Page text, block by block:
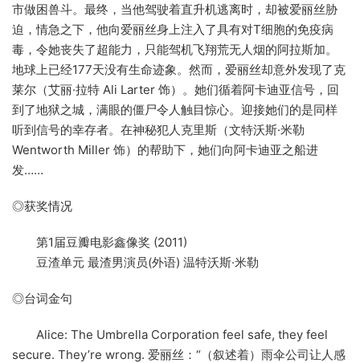
市做困兽斗。最终，当他驾驶着直升机逃离时，却被爱丽丝胁
迫，情急之下，他向爱丽丝身上注入了具有对T细胞的免疫病
毒，令她丧失了超能力，只能驾机飞翔荒无人烟的阿拉斯加。
地球上已经177天没有生命迹象。然而，爱丽丝却意外发现了克
莱尔（艾丽·拉特 Ali Larter 饰）。她们循着阿卡迪亚信号，回
到了地狱之城，满眼的僵尸令人触目惊心。迎接她们的是同样
听到信号的幸存者。在神秘犯人克里斯（文特沃斯·米勒
Wentworth Miller 饰）的帮助下，她们向阿卡迪亚之船进
发……
◎获奖情况
第1届豆瓣电影鑫像奖 (2011)
豆渣单元 最渣男演员(外语) 温特沃斯·米勒
◎台词金句
Alice: The Umbrella Corporation feel safe, they feel
secure. They’re wrong. 爱丽丝：“（叙述着）雨伞公司让人感